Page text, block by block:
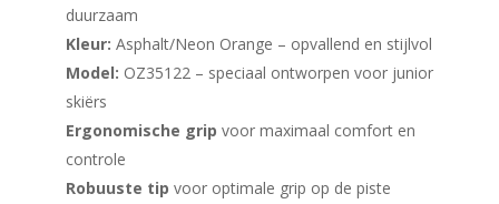
duurzaam
Kleur: Asphalt/Neon Orange – opvallend en stijlvol
Model: OZ35122 – speciaal ontworpen voor junior
skiërs
Ergonomische grip voor maximaal comfort en
controle
Robuuste tip voor optimale grip op de piste